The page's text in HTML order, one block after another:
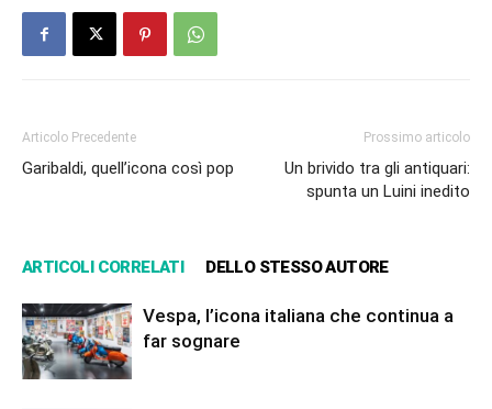
Articolo Precedente
Garibaldi, quell’icona così pop
Prossimo articolo
Un brivido tra gli antiquari:
spunta un Luini inedito
ARTICOLI CORRELATI DELLO STESSO AUTORE
Vespa, l’icona italiana che continua a
far sognare